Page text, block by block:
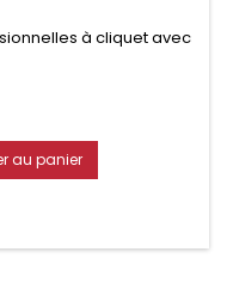
à cliquet avec
simple et rapide
Matière polyester
de températures,
au panier